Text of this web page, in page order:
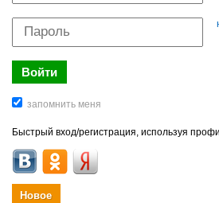
Быстрый вход/регистрация, используя
Новое